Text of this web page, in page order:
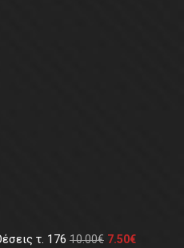
τ. 176 10.00€ 7.50€